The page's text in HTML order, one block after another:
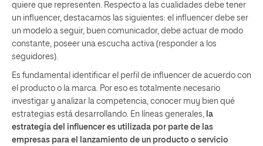
quiere que representen. Respecto a las cualidades debe tener
un influencer, destacamos las siguientes: el influencer debe ser
un modelo a seguir, buen comunicador, debe actuar de modo
constante, poseer una escucha activa (responder a los
seguidores).
Es fundamental identificar el perfil de influencer de acuerdo con
el producto o la marca. Por eso es totalmente necesario
investigar y analizar la competencia, conocer muy bien qué
estrategias está desarrollando. En líneas generales,
la
estrategia del influencer es utilizada por parte de las
empresas para el lanzamiento de un producto o servicio